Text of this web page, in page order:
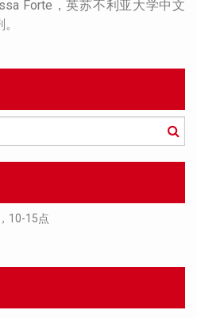
Forte，英苏不利亚大学中文
搜
索
10-15点